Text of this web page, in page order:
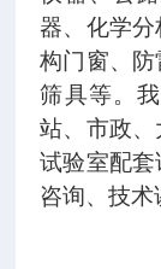
器、化学
构门窗、
筛具等。
站、市政
试验室配
咨询、技术